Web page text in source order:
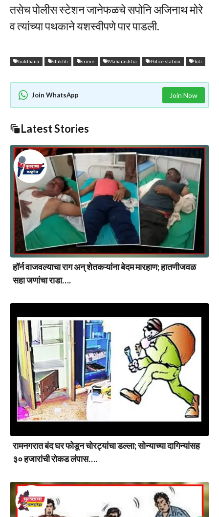
तसेच पोलीस स्टेशन जानेफळचे सपोनि अजिनाथ मोरे
व त्यांच्या पथकाने यशस्वीपणे पार पाडली.
buldhana chikhli crime Maharashtra Police station Toti
Join WhatsApp Join Now
Latest Stories
हॉर्न वाजवल्याचा राग अन् शेतकऱ्यांना बेदम मारहाण; हातणीजवळ
सहा जणांचा राडा….
रामनगरात बंद घर फोडून चोरट्यांचा डल्ला; सोन्याच्या दागिन्यांसह
३० हजारांची रोकड लंपास….